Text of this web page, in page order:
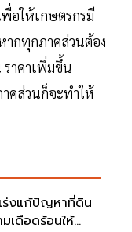
พื่อให้เกษตรกรมี
กทุกภาคส่วนต้อง
าคาเพิ่มขึ้น
คส่วนก็จะทำให้
ร่งแก้ปัญหาที่ดิน
เดือดร้อนให้